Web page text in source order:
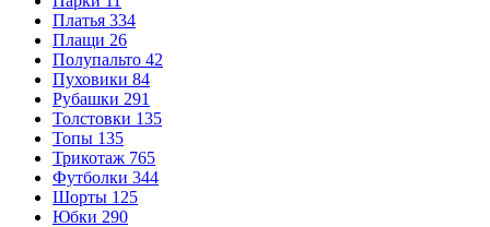
Платья 334
Плащи 26
Полупальто 42
Пуховики 84
Рубашки 291
Толстовки 135
Топы 135
Трикотаж 765
Футболки 344
Шорты 125
Юбки 290